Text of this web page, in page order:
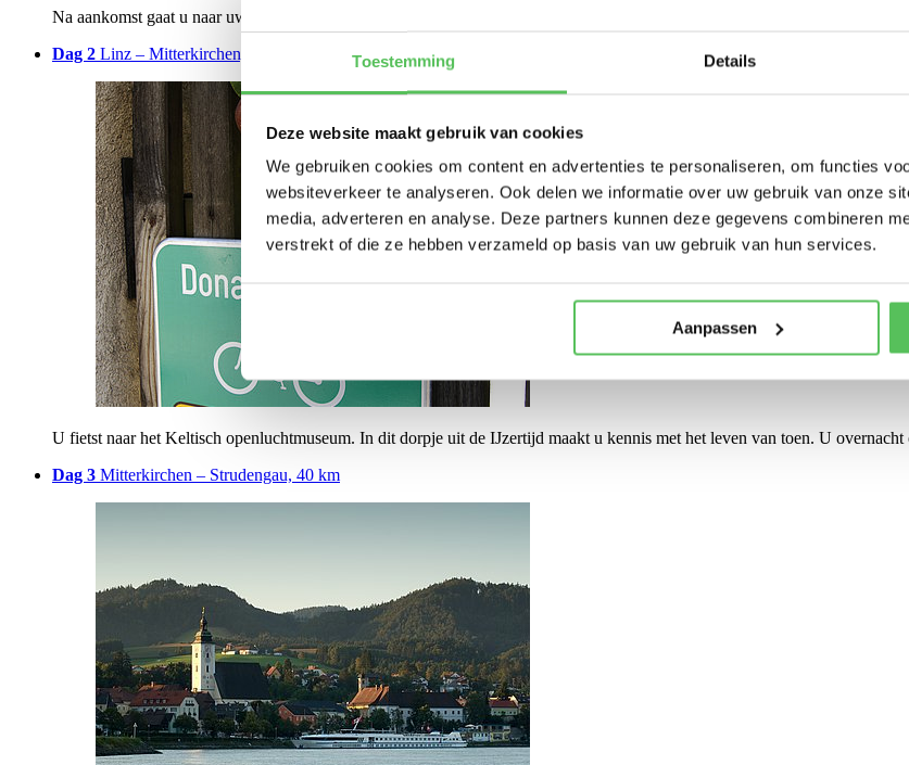
Toestemming Details
Deze website maakt gebruik van cookies
We gebruiken cookies om content en advertenties te personaliseren, om functies
websiteverkeer te analyseren. Ook delen we informatie over uw gebruik van onze
media, adverteren en analyse. Deze partners kunnen deze gegevens combineren
verstrekt of die ze hebben verzameld op basis van uw gebruik van hun services.
Aanpassen
Na aankomst gaat u naar uw hotel. Na het welkom heeft u de rest van de dag ter vrije besteding. U kunt een tripje maken op
Dag 2 Linz – Mitterkirchen, 40 km
U fietst naar het Keltisch openluchtmuseum. In dit dorpje uit de IJzertijd maakt u kennis met het leven van toen. U
Dag 3 Mitterkirchen – Strudengau, 40 km